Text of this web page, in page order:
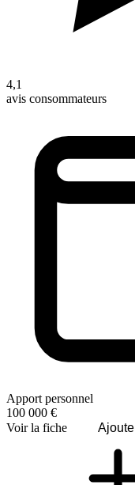
4,1
avis consommateurs
Apport personnel
100 000 €
Voir la fiche